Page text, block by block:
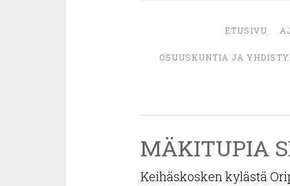
ETUSIVU
OSUUSKUNTIA JA
MÄKITUPIA
Keihäskosken kylästä